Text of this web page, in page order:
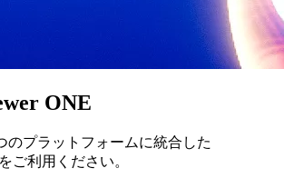
ONE
のプラットフォームに統合した
ご利用ください。